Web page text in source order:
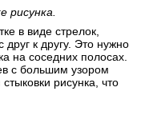
рисунка.
в виде стрелок,
к другу. Это нужно
на соседних полосах.
с большим узором
рисунка, что